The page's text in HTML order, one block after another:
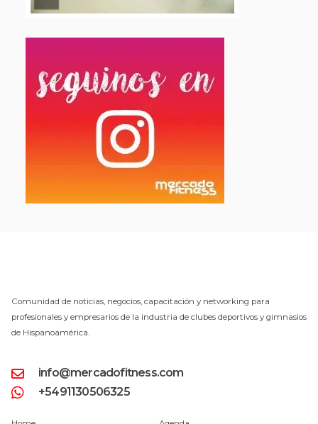
Comunidad de noticias, negocios, capacitación y networking para
profesionales y empresarios de la industria de clubes deportivos y gimnasios
de Hispanoamérica.
info@mercadofitness.com
+5491130506325